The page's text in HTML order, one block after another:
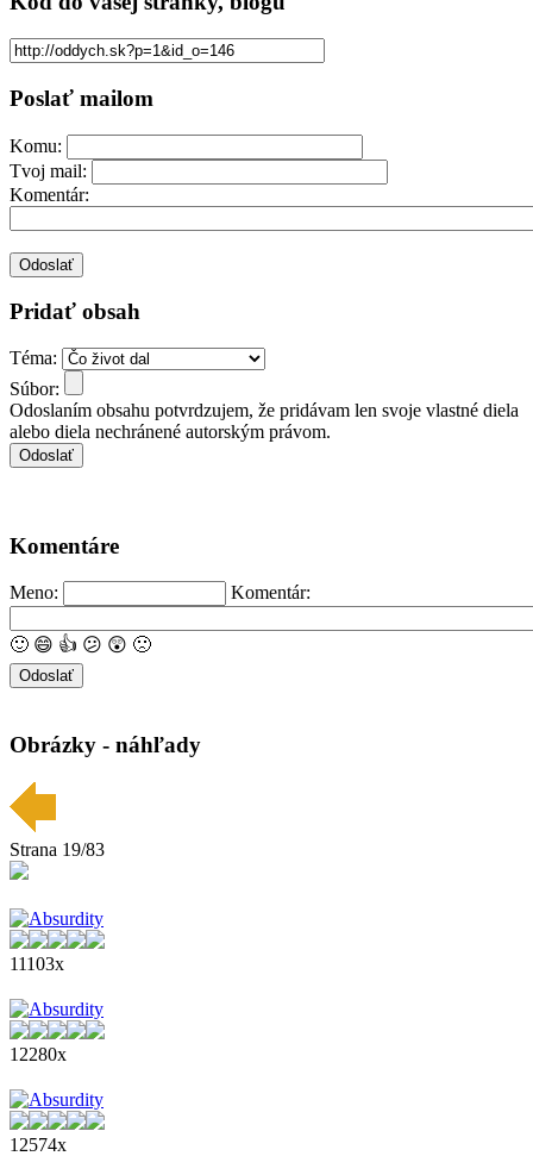
Poslať mailom
Komu:
Tvoj mail:
Komentár:
Pridať obsah
Téma:
Súbor:
Odoslaním obsahu potvrdzujem, že pridávam len svoje vlastné diela
alebo diela nechránené autorským právom.
Komentáre
Meno: Komentár:
🙂 😄 👍 😕 😲 🙁
Obrázky - náhľady
Strana 19/83
11103x
12280x
12574x